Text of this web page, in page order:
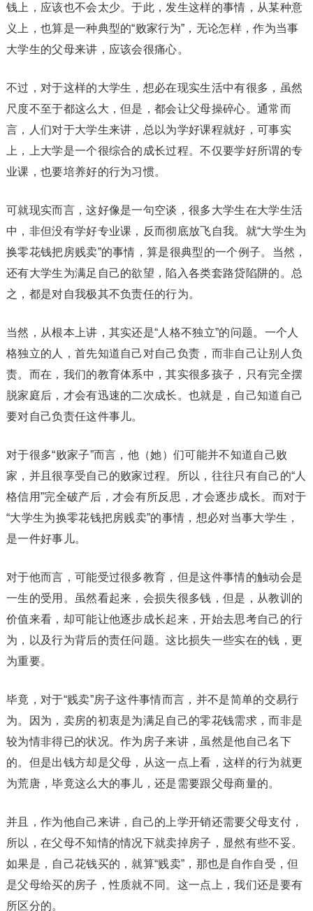
钱上，应该也不会太少。于此，发生这样的事情，从某种意
义上，也算是一种典型的“败家行为”，无论怎样，作为当事
大学生的父母来讲，应该会很痛心。
不过，对于这样的大学生，想必在现实生活中有很多，虽然
尺度不至于都这么大，但是，都会让父母操碎心。通常而
言，人们对于大学生来讲，总以为学好课程就好，可事实
上，上大学是一个很综合的成长过程。不仅要学好所谓的专
业课，也要培养好的行为习惯。
可就现实而言，这好像是一句空谈，很多大学生在大学生活
中，非但没有学好专业课，反而彻底放飞自我。就“大学生为
换零花钱把房贱卖”的事情，算是很典型的一个例子。当然，
还有大学生为满足自己的欲望，陷入各类套路贷陷阱的。总
之，都是对自我极其不负责任的行为。
当然，从根本上讲，其实还是“人格不独立”的问题。一个人
格独立的人，首先知道自己对自己负责，而非自己让别人负
责。而在，我们的教育体系中，其实很多孩子，只有完全摆
脱家庭后，才会有迅速的二次成长。也就是，自己知道自己
要对自己负责任这件事儿。
对于很多“败家子”而言，他（她）们可能并不知道自己败
家，并且很享受自己的败家过程。所以，往往只有自己的“人
格信用”完全破产后，才会有所反思，才会逐步成长。而对于
“大学生为换零花钱把房贱卖”的事情，想必对当事大学生，
是一件好事儿。
对于他而言，可能受过很多教育，但是这件事情的触动会是
一生的受用。虽然看起来，会损失很多钱，但是，从教训的
价值来看，却可能让他逐步成长起来，开始去思考自己的行
为，以及行为背后的责任问题。这比损失一些实在的钱，更
为重要。
毕竟，对于“贱卖”房子这件事情而言，并不是简单的交易行
为。因为，卖房的初衷是为满足自己的零花钱需求，而非是
较为情非得已的状况。作为房子来讲，虽然是他自己名下
的。但是出钱方却是父母，从这一点上看，这样的行为就更
为荒唐，毕竟这么大的事儿，还是需要跟父母商量的。
并且，作为他自己来讲，自己的上学开销还需要父母支付，
所以，在父母不知情的情况下就卖掉房子，显然有些不妥。
如果是，自己花钱买的，就算“贱卖”，那也是自作自受，但
是父母给买的房子，性质就不同。这一点上，我们还是要有
所区分的。